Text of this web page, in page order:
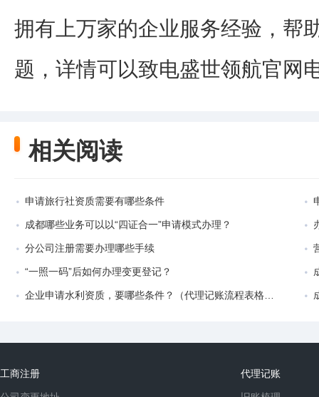
拥有上万家的企业服务经验，帮
题，详情可以致电盛世领航官网
相关阅读
申请旅行社资质需要有哪些条件
成都哪些业务可以以“四证合一”申请模式办理？
分公司注册需要办理哪些手续
“一照一码”后如何办理变更登记？
企业申请水利资质，要哪些条件？（代理记账流程表格图片）
工商注册 代理记账